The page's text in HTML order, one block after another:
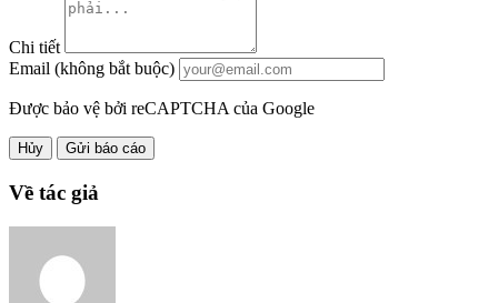
Chi tiết
Email (không bắt buộc)
Được bảo vệ bởi reCAPTCHA của Google
Hủy Gửi báo cáo
Về tác giả